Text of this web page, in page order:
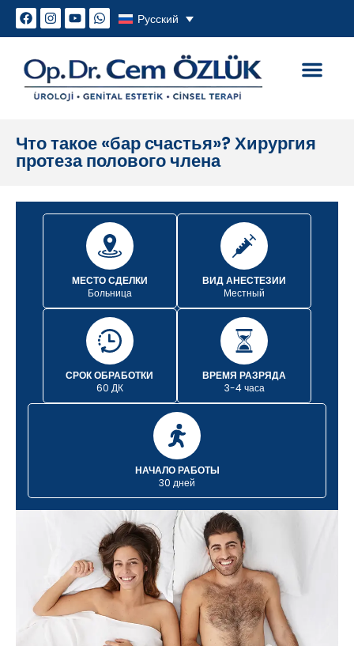
Русский
Что такое «бар счастья»? Хирургия
протеза полового члена
МЕСТО СДЕЛКИ
Больница
ВИД АНЕСТЕЗИИ
Местный
СРОК ОБРАБОТКИ
60 ДК
ВРЕМЯ РАЗРЯДА
3-4 часа
НАЧАЛО РАБОТЫ
30 дней